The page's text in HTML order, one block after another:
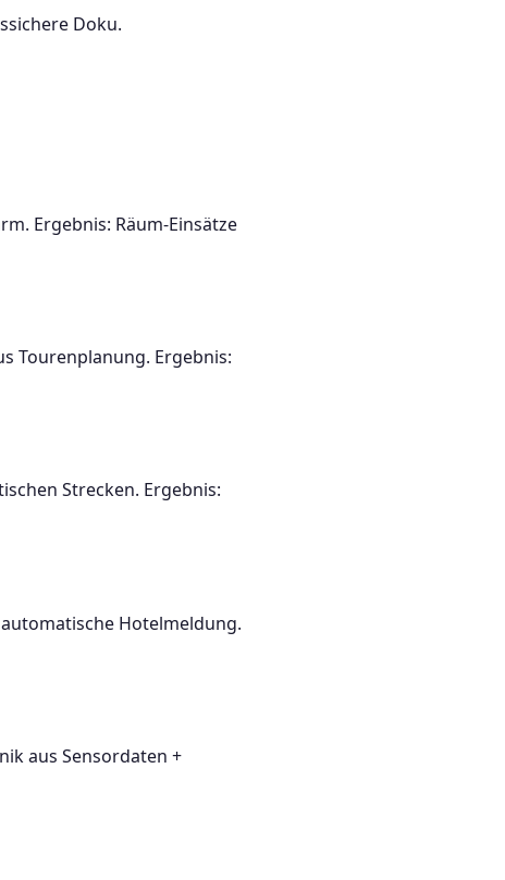
Doku.
Ergebnis: Räum-Einsätze
Tourenplanung. Ergebnis:
Strecken. Ergebnis:
Hotelmeldung.
aus Sensordaten +